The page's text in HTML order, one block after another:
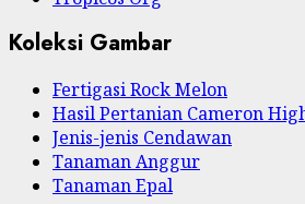
Koleksi Gambar
Fertigasi Rock Melon
Hasil Pertanian Cameron
Jenis-jenis Cendawan
Tanaman Anggur
Tanaman Epal